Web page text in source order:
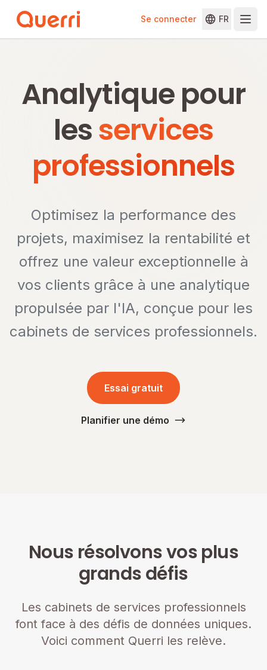
Se connecter FR
Analytique pour
lesservices
professionnels
Optimisez la performance des
projets, maximisez la rentabilité et
offrez une valeur exceptionnelle à
vos clients grâce à une analytique
propulsée par l'IA, conçue pour les
cabinets de services professionnels.
Essai gratuit
Planifier une démo
Nous résolvons vos plus
grands défis
Les cabinets de services professionnels
font face à des défis de données uniques.
Voici comment Querri les relève.